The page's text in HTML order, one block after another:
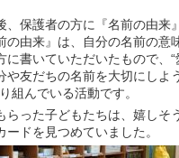
保護者の方に『名前の由来
の由来』は、自分の名前の意
に書いていただいたもので、“
や友だちの名前を大切にしよ
組んでいる活動です。
らった子どもたちは、嬉しそ
ードを見つめていました。